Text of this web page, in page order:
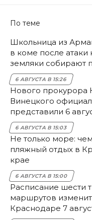
По теме
Школьница из
в коме после атаки
земляки собирают
6 АВГУСТА В 15:26
Нового прокурора
Винецкого
представили 6
6 АВГУСТА В 15:03
Не только море:
пляжный отдых в
крае
6 АВГУСТА В 15:00
Расписание шести
маршрутов
Краснодаре 7